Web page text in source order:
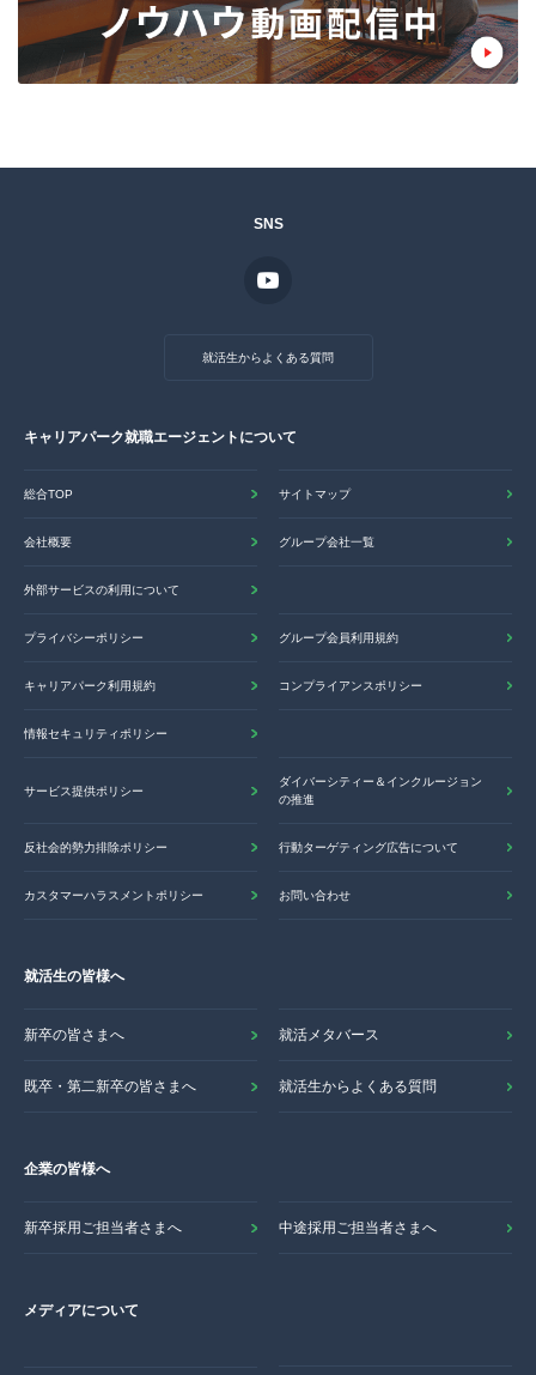
SNS
就活生からよくある質問
キャリアパーク就職エージェントについて
総合TOP サイトマップ
会社概要 グループ会社一覧
外部サービスの利用について
プライバシーポリシー グループ会員利用規約
キャリアパーク利用規約 コンプライアンスポリシー
情報セキュリティポリシー
サービス提供ポリシー
ダイバーシティー＆インクルージョン
の推進
反社会的勢力排除ポリシー 行動ターゲティング広告について
カスタマーハラスメントポリシー お問い合わせ
就活生の皆様へ
新卒の皆さまへ 就活メタバース
既卒・第二新卒の皆さまへ 就活生からよくある質問
企業の皆様へ
新卒採用ご担当者さまへ 中途採用ご担当者さまへ
メディアについて